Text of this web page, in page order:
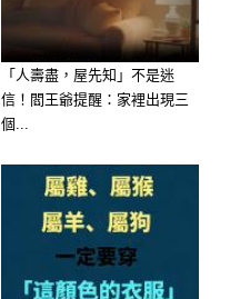
「人壽盡，屋先知」不是迷
信！閻王爺提醒：家裡出現三
個...